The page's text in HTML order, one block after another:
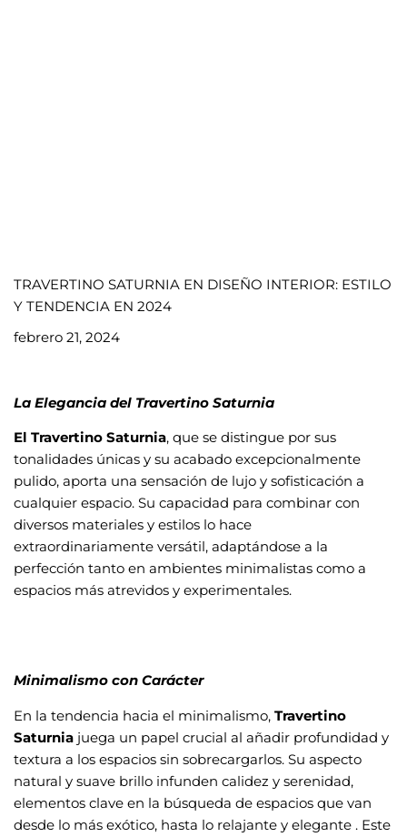
TRAVERTINO SATURNIA EN DISEÑO INTERIOR: ESTILO
Y TENDENCIA EN 2024
febrero 21, 2024
La Elegancia del Travertino Saturnia
El Travertino Saturnia, que se distingue por sus
tonalidades únicas y su acabado excepcionalmente
pulido, aporta una sensación de lujo y sofisticación a
cualquier espacio. Su capacidad para combinar con
diversos materiales y estilos lo hace
extraordinariamente versátil, adaptándose a la
perfección tanto en ambientes minimalistas como a
espacios más atrevidos y experimentales.
Minimalismo con Carácter
En la tendencia hacia el minimalismo, Travertino
Saturnia juega un papel crucial al añadir profundidad y
textura a los espacios sin sobrecargarlos. Su aspecto
natural y suave brillo infunden calidez y serenidad,
elementos clave en la búsqueda de espacios que van
desde lo más exótico, hasta lo relajante y elegante . Este